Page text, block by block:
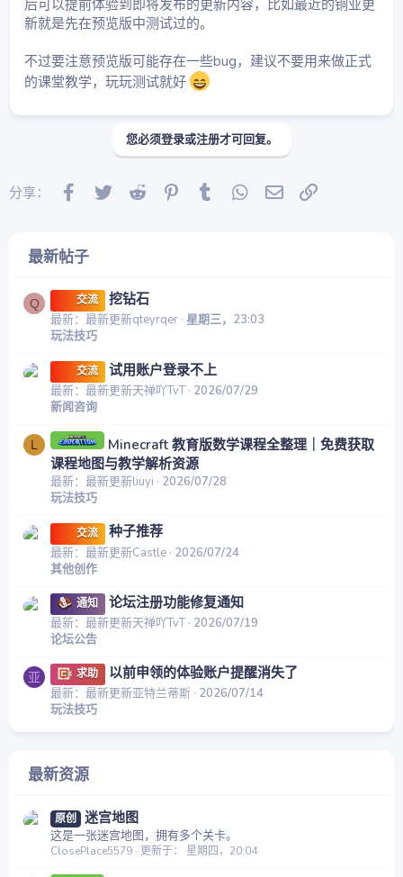
后可以提前体验到即将发布的更新内容，比如最近的铜业更
新就是先在预览版中测试过的。
不过要注意预览版可能存在一些bug，建议不要用来做正式
的课堂教学，玩玩测试就好
您必须登录或注册才可回复。
分享： Facebook
Twitter Reddit PinterestTumblr WhatsApp
邮件
最新帖子
Q 交流 挖钻石
最新：最新更新qteyrqer 星期三，23:03
玩法技巧
交流 试用账户登录不上
最新：最新更新天禅吖TvT 2026/07/29
新闻咨询
L
Minecraft 教育版数学课程全整理｜免费获取
课程地图与教学解析资源
最新：最新更新liuyi
2026/07/28
玩法技巧
交流 种子推荐
最新：最新更新Castle 2026/07/24
其他创作
通知 论坛注册功能修复通知
最新：最新更新天禅吖TvT 2026/07/19
论坛公告
亚 求助 以前申领的体验账户提醒消失了
最新：最新更新亚特兰蒂斯 2026/07/14
玩法技巧
最新资源
原创 迷宫地图
这是一张迷宫地图，拥有多个关卡。
ClosePlace5579 更新于： 星期四，20:04